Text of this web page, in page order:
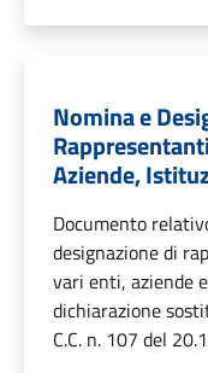
Nomina e
Aziende,
Documento
designazione di
vari enti, aziende
dichiarazione
C.C. n. 107 del